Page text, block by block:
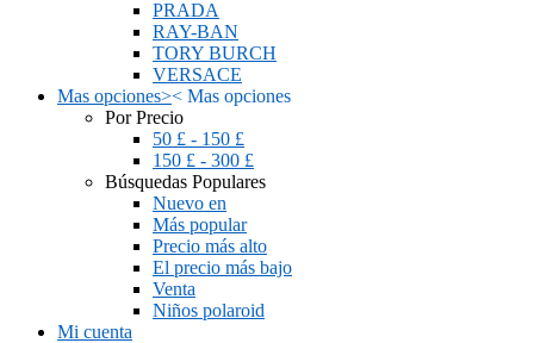
PRADA
RAY-BAN
TORY BURCH
VERSACE
Mas opciones>< Mas opciones
Por Precio
50 £ - 150 £
150 £ - 300 £
Búsquedas Populares
Nuevo en
Más popular
Precio más alto
El precio más bajo
Venta
Niños polaroid
Mi cuenta